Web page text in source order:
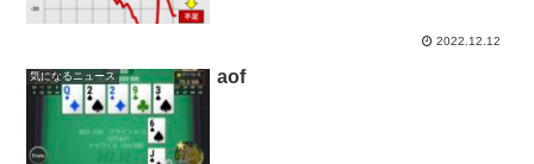
2022.12.12
気になるニュース aof